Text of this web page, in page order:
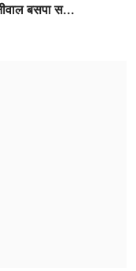
बसपा स...